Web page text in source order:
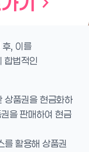
후, 이를
합법적인
상품권을 현금화하
을 판매하여 현금
를 활용해 상품권